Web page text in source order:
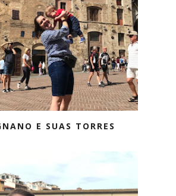
E SUAS TORRES